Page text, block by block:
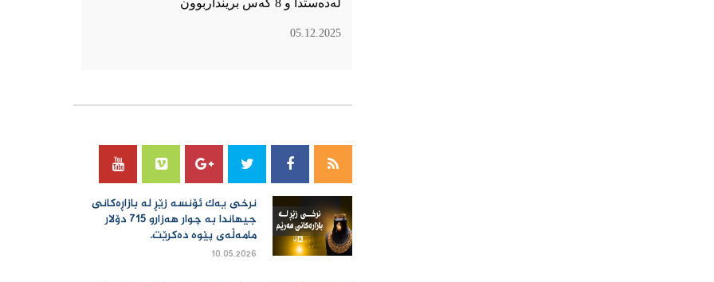
05.12.2025
نرخی یەك ئۆنسە زێڕ لە بازاڕەكانی
جیهاندا بە چوار هەزارو 715 دۆلار
مامەڵەی پێوە دەكرێت.
10.05.2026